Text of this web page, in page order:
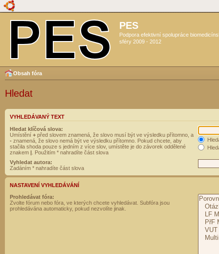
PES
Podpora efektivní spolupráce
sféry 2009 - 2012
Obsah fóra
Hledat
VYHLEDÁVANÝ TEXT
Hledat klíčová slova:
Umístění + před slovem znamená, že slovo musí být ve výsledku přítomno, a
- znamená, že slovo nemá být ve výsledku přítomno. Pokud chcete, aby
stačila shoda pouze s jedním z více slov, umístěte je do závorek oddělené
znakem | . Použitím * nahradíte část slova
Vyhledat autora:
Zadáním * nahradíte část slova
NASTAVENÍ VYHLEDÁVÁNÍ
Prohledávat fóra:
Zvolte fórum nebo fóra, ve kterých chcete vyhledávat. Subfóra jsou
prohledávána automaticky, pokud nezvolíte jinak.